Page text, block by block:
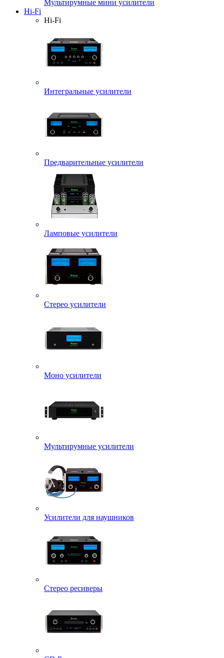
Мультирумные мини усилители
Hi-Fi
Hi-Fi
Интегральные усилители
Предварительные усилители
Ламповые усилители
Стерео усилители
Моно усилители
Мультирумные усилители
Усилители для наушников
Стерео ресиверы